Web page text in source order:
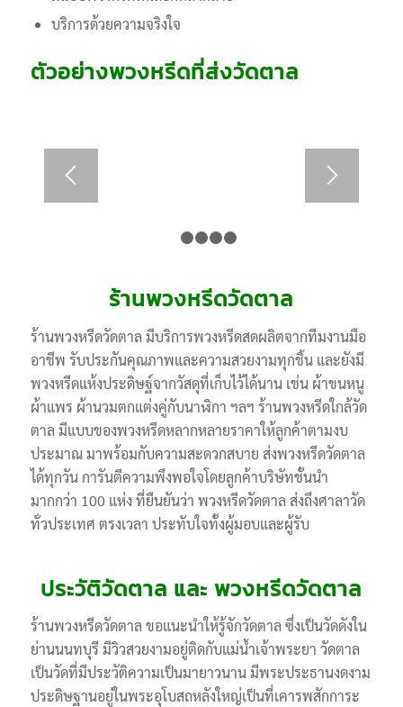
บริการด้วยความจริงใจ
ตัวอย่างพวงหรีดที่ส่งวัดตาล
ร้านพวงหรีดวัดตาล
ร้านพวงหรีดวัดตาล มีบริการพวงหรีดสดผลิตจากทีมงานมือ
อาชีพ รับประกันคุณภาพและความสวยงามทุกชิ้น และยังมี
พวงหรีดแห้งประดิษฐ์จากวัสดุที่เก็บไว้ได้นาน เช่น ผ้าขนหนู
ผ้าแพร ผ้านวมตกแต่งคู่กับนาฬิกา ฯลฯ ร้านพวงหรีดใกล้วัด
ตาล มีแบบของพวงหรีดหลากหลายราคาให้ลูกค้าตามงบ
ประมาณ มาพร้อมกับความสะดวกสบาย ส่งพวงหรีดวัดตาล
ได้ทุกวัน การันตีความพึงพอใจโดยลูกค้าบริษัทชั้นนำ
มากกว่า 100 แห่ง ที่ยืนยันว่า พวงหรีดวัดตาล ส่งถึงศาลาวัด
ทั่วประเทศ ตรงเวลา ประทับใจทั้งผู้มอบและผู้รับ
ประวัติวัดตาล และ พวงหรีดวัดตาล
ร้านพวงหรีดวัดตาล ขอแนะนำให้รู้จักวัดตาล ซึ่งเป็นวัดดังใน
ย่านนนทบุรี มีวิวสวยงามอยู่ติดกับแม่น้ำเจ้าพระยา วัดตาล
เป็นวัดที่มีประวัติความเป็นมายาวนาน มีพระประธานงดงาม
ประดิษฐานอยู่ในพระอุโบสถหลังใหญ่เป็นที่เคารพสักการะ